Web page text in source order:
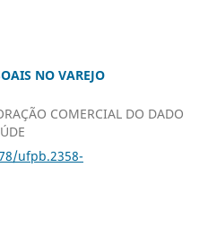
NO VAREJO
COMERCIAL DO DADO
ufpb.2358-